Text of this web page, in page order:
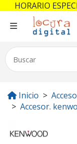
Inicio
Accesor.
HORARIO